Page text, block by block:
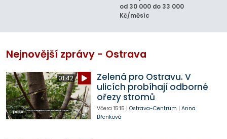
od 30 000 do 33 000
Kč/měsíc
Nejnovější zprávy - Ostrava
01:42
Zelená pro Ostravu. V
ulicích probíhají odborné
ořezy stromů
Včera 15:15 | Ostrava-Centrum | Anna
Břenková